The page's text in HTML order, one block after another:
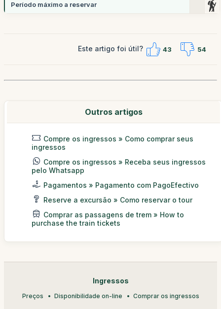
Período máximo a reservar
Este artigo foi útil? 43 54
Outros artigos
Compre os ingressos » Como comprar seus
ingressos
Compre os ingressos » Receba seus ingressos
pelo Whatsapp
Pagamentos » Pagamento com PagoEfectivo
Reserve a excursão » Como reservar o tour
Comprar as passagens de trem » How to
purchase the train tickets
Ingressos
Preços Disponibilidade on-line Comprar os ingressos